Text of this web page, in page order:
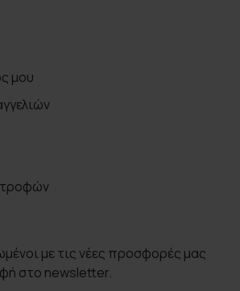
μου
με τις νέες προσφορές μας
στο newsletter.